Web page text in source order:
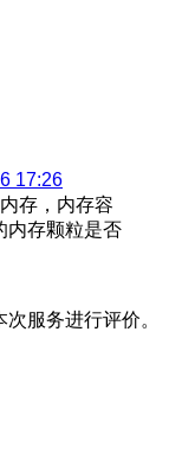
17:26
存，内存容
内存颗粒是否
服务进行评价。